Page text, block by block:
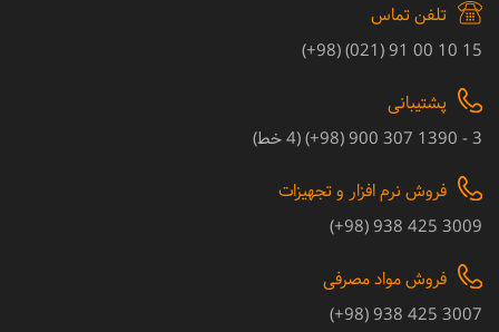
تلفن تماس
15 10 00 91 (021) (98+)
پشتیبانی
3 - 1390 307 900 (98+) (4 خط)
فروش نرم افزار و تجهیزات
3009 425 938 (98+)
فروش مواد مصرفی
3007 425 938 (98+)